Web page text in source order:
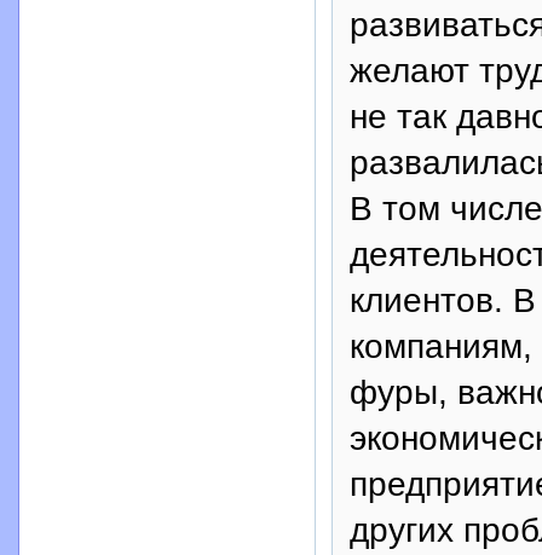
желают
не так
В том
клиентов.
компаниям,
фуры,
других